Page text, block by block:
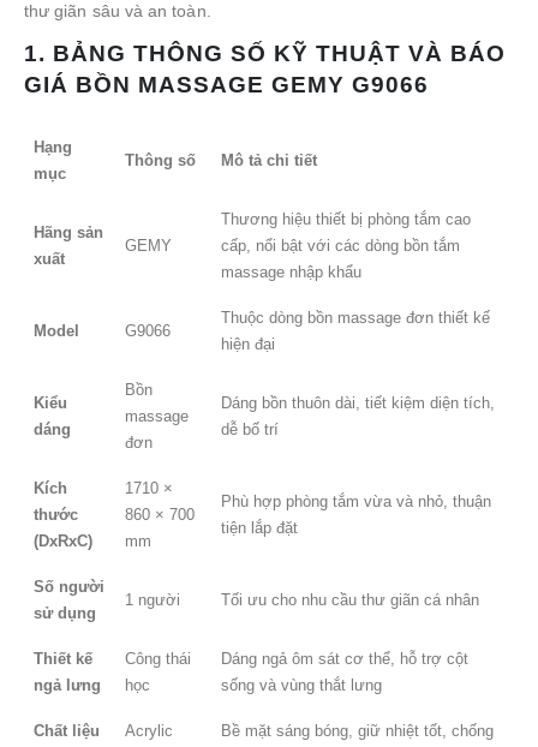
thư giãn sâu và an toàn.
1. BẢNG THÔNG SỐ KỸ THUẬT VÀ BÁO
GIÁ BỒN MASSAGE GEMY G9066
Hạng
mục
Thông số Mô tả chi tiết
Hãng sản
xuất
GEMY
Thương hiệu thiết bị phòng tắm cao
cấp, nổi bật với các dòng bồn tắm
massage nhập khẩu
Model G9066
Thuộc dòng bồn massage đơn thiết kế
hiện đại
Kiểu
dáng
Bồn
massage
đơn
Dáng bồn thuôn dài, tiết kiệm diện tích,
dễ bố trí
Kích
thước
(DxRxC)
1710 ×
860 × 700
mm
Phù hợp phòng tắm vừa và nhỏ, thuận
tiện lắp đặt
Số người
sử dụng
1 người Tối ưu cho nhu cầu thư giãn cá nhân
Thiết kế
ngả lưng
Công thái
học
Dáng ngả ôm sát cơ thể, hỗ trợ cột
sống và vùng thắt lưng
Chất liệu
Acrylic
Bề mặt sáng bóng, giữ nhiệt tốt, chống